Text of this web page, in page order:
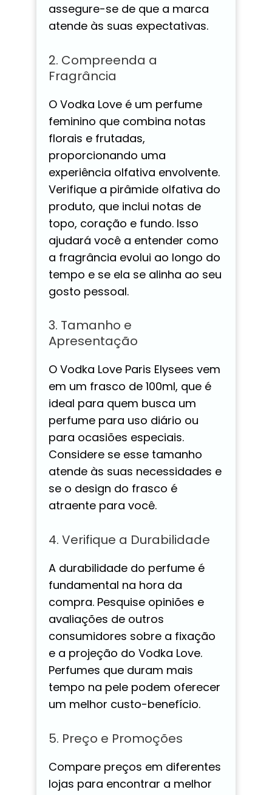
assegure-se de que a marca
atende às suas expectativas.
2. Compreenda a
Fragrância
O Vodka Love é um perfume
feminino que combina notas
florais e frutadas,
proporcionando uma
experiência olfativa envolvente.
Verifique a pirâmide olfativa do
produto, que inclui notas de
topo, coração e fundo. Isso
ajudará você a entender como
a fragrância evolui ao longo do
tempo e se ela se alinha ao seu
gosto pessoal.
3. Tamanho e
Apresentação
O Vodka Love Paris Elysees vem
em um frasco de 100ml, que é
ideal para quem busca um
perfume para uso diário ou
para ocasiões especiais.
Considere se esse tamanho
atende às suas necessidades e
se o design do frasco é
atraente para você.
4. Verifique a Durabilidade
A durabilidade do perfume é
fundamental na hora da
compra. Pesquise opiniões e
avaliações de outros
consumidores sobre a fixação
e a projeção do Vodka Love.
Perfumes que duram mais
tempo na pele podem oferecer
um melhor custo-benefício.
5. Preço e Promoções
Compare preços em diferentes
lojas para encontrar a melhor